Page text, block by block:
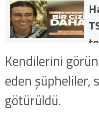
Kendilerini
eden şüpheliler,
götürüldü.